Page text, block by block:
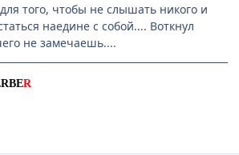
того, чтобы не слышать никого и
наедине с собой.... Воткнул
не замечаешь....
R